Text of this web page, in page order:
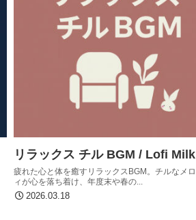
リラックス チル BGM / Lofi Milk
疲れた心と体を癒すリラックスBGM。チルなメ
ィが心を落ち着け、年度末や春の...
2026.03.18